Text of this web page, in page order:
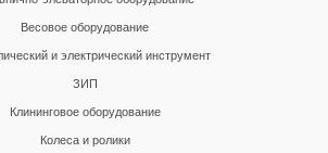
Весовое оборудование
и электрический инструмент
ЗИП
Клининговое оборудование
Колеса и ролики